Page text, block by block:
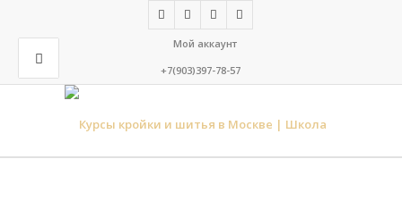
Мой аккаунт
+7(903)397-78-57